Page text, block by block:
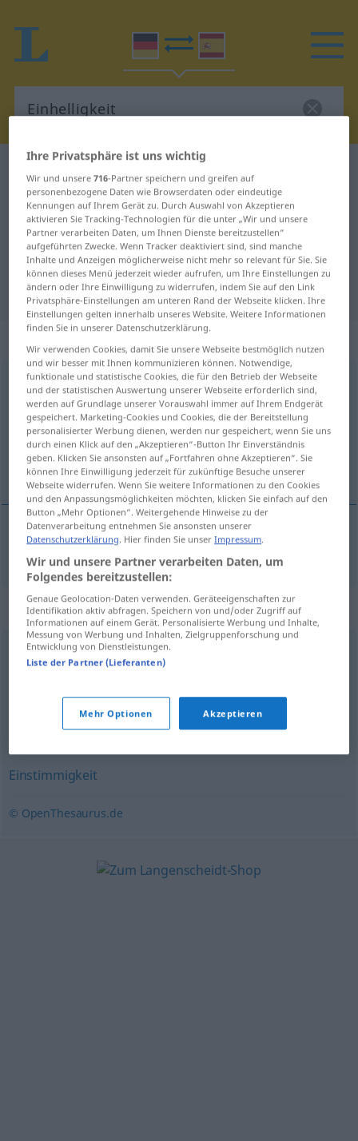
Deutsch-Spanisch Übersetzung für
"Einhelligkeit"
"Einhelligkeit" Spanisch
Übersetzung
: Femininum
Einhelligkeitf <Einhelligkeit>
Übersicht aller Übersetzungen
(Für mehr Details die Übersetzung anklicken/antippen)
unanimidad
unanimidadf Einhelligkeit
Synonyme für "Einhelligkeit"
Übereinstimmung,Eintracht
Einmütigkeit,Einvernehmen Konformismus
,Konformität,Zustimmung
Einstimmigkeit
© OpenThesaurus.de
Ihre Privatsphäre ist uns wichtig
Wir und unsere716-Partner speichern und greifen auf
personenbezogene Daten wie Browserdaten oder eindeutige
Kennungen auf Ihrem Gerät zu. Durch Auswahl von Akzeptieren
aktivieren Sie Tracking-Technologien für die unter „Wir und unsere
Partner verarbeiten Daten, um Ihnen Dienste bereitzustellen“
aufgeführten Zwecke. Wenn Tracker deaktiviert sind, sind manche
Inhalte und Anzeigen möglicherweise nicht mehr so relevant für Sie. Sie
können dieses Menü jederzeit wieder aufrufen, um Ihre Einstellungen zu
ändern oder Ihre Einwilligung zu widerrufen, indem Sie auf den Link
Privatsphäre-Einstellungen am unteren Rand der Webseite klicken. Ihre
Einstellungen gelten innerhalb unseres Website. Weitere Informationen
finden Sie in unserer Datenschutzerklärung.
Wir verwenden Cookies, damit Sie unsere Webseite bestmöglich nutzen
und wir besser mit Ihnen kommunizieren können. Notwendige,
funktionale und statistische Cookies, die für den Betrieb der Webseite
und der statistischen Auswertung unserer Webseite erforderlich sind,
werden auf Grundlage unserer Vorauswahl immer auf Ihrem Endgerät
gespeichert. Marketing-Cookies und Cookies, die der Bereitstellung
personalisierter Werbung dienen, werden nur gespeichert, wenn Sie uns
durch einen Klick auf den „Akzeptieren“-Button Ihr Einverständnis
geben. Klicken Sie ansonsten auf „Fortfahren ohne Akzeptieren“. Sie
können Ihre Einwilligung jederzeit für zukünftige Besuche unserer
Webseite widerrufen. Wenn Sie weitere Informationen zu den Cookies
und den Anpassungsmöglichkeiten möchten, klicken Sie einfach auf den
Button „Mehr Optionen“. Weitergehende Hinweise zu der
Datenverarbeitung entnehmen Sie ansonsten unserer
Datenschutzerklärung. Hier finden Sie unserImpressum.
Wir und unsere Partner verarbeiten Daten, um
Folgendes bereitzustellen:
Genaue Geolocation-Daten verwenden. Geräteeigenschaften zur
Identifikation aktiv abfragen. Speichern von und/oder Zugriff auf
Informationen auf einem Gerät. Personalisierte Werbung und Inhalte,
Messung von Werbung und Inhalten, Zielgruppenforschung und
Entwicklung von Dienstleistungen.
Liste der Partner (Lieferanten)
Mehr Optionen Akzeptieren